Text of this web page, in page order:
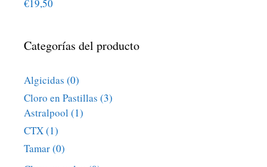
€19,50
Categorías del producto
Algicidas (0)
Cloro en Pastillas (3)
Astralpool (1)
CTX(1)
Tamar(0)